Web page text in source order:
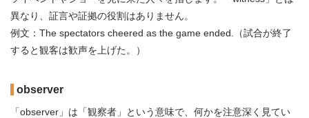
異なり、証言や証拠の役割はありません。
例文：The spectators cheered as the game ended.（試合が終了
すると観客は歓声を上げた。）
observer
「observer」は「観察者」という意味で、何かを注意深く見てい